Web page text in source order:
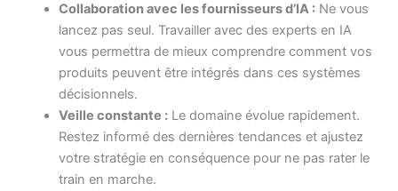
Collaboration avec les fournisseurs d’IA : Ne vous
lancez pas seul. Travailler avec des experts en IA
vous permettra de mieux comprendre comment vos
produits peuvent être intégrés dans ces systèmes
décisionnels.
Veille constante : Le domaine évolue rapidement.
Restez informé des dernières tendances et ajustez
votre stratégie en conséquence pour ne pas rater le
train en marche.